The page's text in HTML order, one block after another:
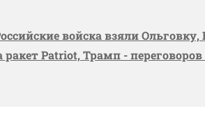
войска взяли
ракет Patriot, Трамп -